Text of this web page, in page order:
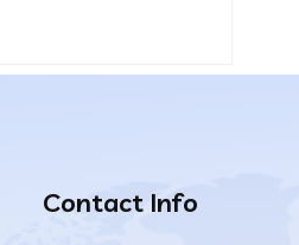
Contact Info